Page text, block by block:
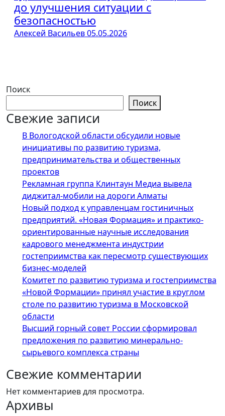
до улучшения ситуации с
безопасностью
Алексей Васильев05.05.2026
Поиск
Поиск
Свежие записи
В Вологодской области обсудили новые
инициативы по развитию туризма,
предпринимательства и общественных
проектов
Рекламная группа Клинтаун Медиа вывела
диджитал-мобили на дороги Алматы
Новый подход к управленцам гостиничных
предприятий. «Новая Формация» и практико-
ориентированные научные исследования
кадрового менеджмента индустрии
гостеприимства как пересмотр существующих
бизнес-моделей
Комитет по развитию туризма и гостеприимства
«Новой Формации» принял участие в круглом
столе по развитию туризма в Московской
области
Высший горный совет России сформировал
предложения по развитию минерально-
сырьевого комплекса страны
Свежие комментарии
Нет комментариев для просмотра.
Архивы